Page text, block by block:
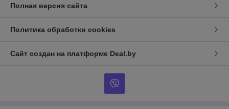
Полная версия сайта
Политика обработки cookies
Сайт создан на платформе Deal.by